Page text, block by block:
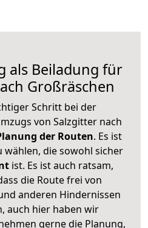
als Beiladung für
Großräschen
Schritt bei der
von Salzgitter nach
der Routen. Es ist
wählen, die sowohl sicher
ist. Es ist auch ratsam,
die Route frei von
anderen Hindernissen
auch hier haben wir
gerne die Planung,